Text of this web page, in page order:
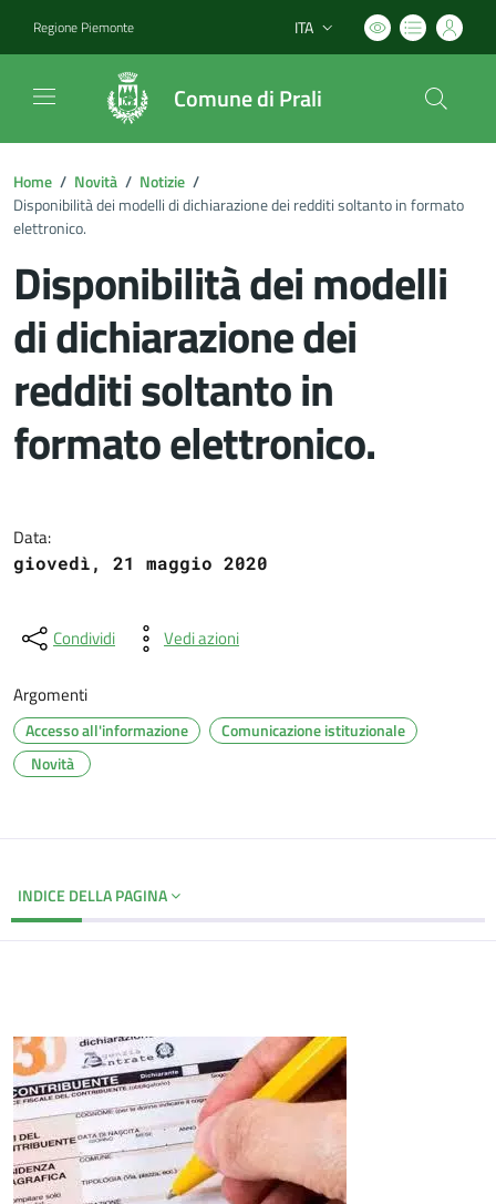
Regione Piemonte Lingua attiva:
ITA
Comune di Prali
Home / Novità / Notizie /
Disponibilità dei modelli di dichiarazione dei redditi soltanto in formato
elettronico.
Disponibilità dei modelli
di dichiarazione dei
redditi soltanto in
formato elettronico.
Data:
giovedì, 21 maggio 2020
Condividi Vedi azioni
Argomenti
Accesso all'informazione
Comunicazione istituzionale
Novità
INDICE DELLA PAGINA